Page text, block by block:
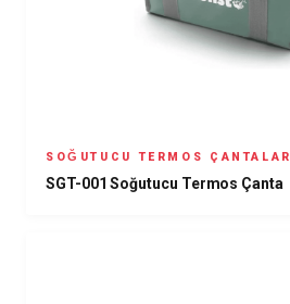
SOĞUTUCU TERMOS ÇANTALAR
SGT-001 Soğutucu Termos Çanta